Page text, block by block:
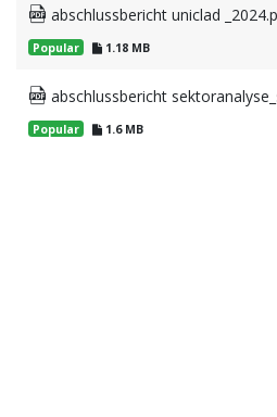
abschlussbericht uniclad
Popular 1.18 MB
abschlussbericht
Popular 1.6 MB